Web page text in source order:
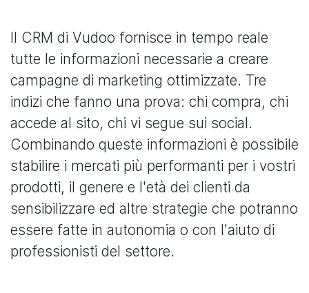
Il CRM di Vudoo fornisce in tempo reale
tutte le informazioni necessarie a creare
campagne di marketing ottimizzate. Tre
indizi che fanno una prova: chi compra, chi
accede al sito, chi vi segue sui social.
Combinando queste informazioni è possibile
stabilire i mercati più performanti per i vostri
prodotti, il genere e l'età dei clienti da
sensibilizzare ed altre strategie che potranno
essere fatte in autonomia o con l'aiuto di
professionisti del settore.